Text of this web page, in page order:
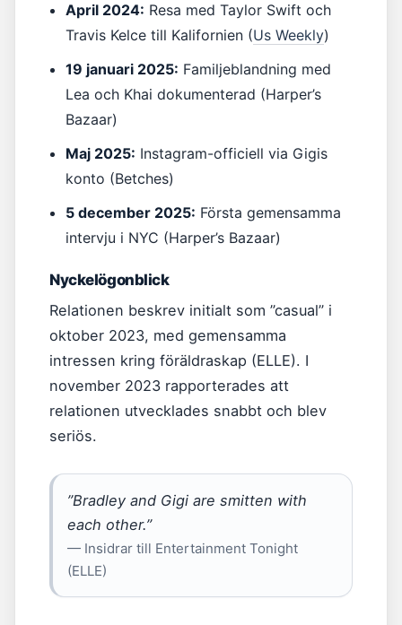
April 2024: Resa med Taylor Swift och
Travis Kelce till Kalifornien (Us Weekly)
19 januari 2025: Familjeblandning med
Lea och Khai dokumenterad (Harper’s
Bazaar)
Maj 2025: Instagram-officiell via Gigis
konto (Betches)
5 december 2025: Första gemensamma
intervju i NYC (Harper’s Bazaar)
Nyckelögonblick
Relationen beskrev initialt som ”casual” i
oktober 2023, med gemensamma
intressen kring föräldraskap (ELLE). I
november 2023 rapporterades att
relationen utvecklades snabbt och blev
seriös.
”Bradley and Gigi are smitten with
each other.”
— Insidrar till Entertainment Tonight
(ELLE)